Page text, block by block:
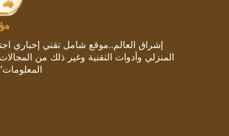
إشراق العالم..موقع شامل تقني إخباري
المنزلي وأدوات التقنية وغير ذلك من